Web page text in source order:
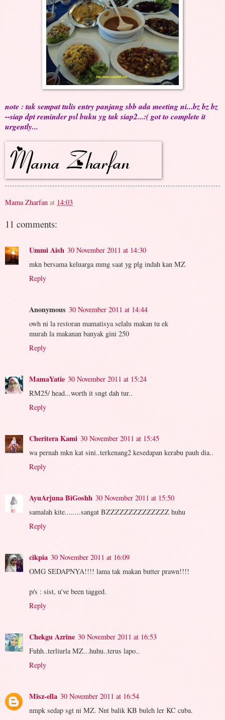
note : tak sempat tulis entry panjang sbb ada meeting ni...bz bz bz
--siap dpt reminder psl buku yg tak siap2...:( got to complete it
urgently...
Mama Zharfan at 14:03
11 comments:
Ummi Aish 30 November 2011 at 14:30
mkn bersama keluarga mmg saat yg plg indah kan MZ
Reply
Anonymous 30 November 2011 at 14:44
owh ni la restoran mamatisya selalu makan tu ek
murah la makanan banyak gini 250
Reply
MamaYatie 30 November 2011 at 15:24
RM25/ head...worth it sngt dah tur..
Reply
Cheritera Kami 30 November 2011 at 15:45
wa pernah mkn kat sini..terkenang2 kesedapan kerabu pauh dia..
Reply
AyuArjuna BiGoshh 30 November 2011 at 15:50
samalah kite........sangat BZZZZZZZZZZZZZZ huhu
Reply
cikpia 30 November 2011 at 16:09
OMG SEDAPNYA!!!! lama tak makan butter prawn!!!!
p/s : sist, u've been tagged.
Reply
Chekgu Azrine 30 November 2011 at 16:53
Fuhh..terliurla MZ...huhu..terus lapo..
Reply
Misz-ella 30 November 2011 at 16:54
nmpk sedap sgt ni MZ. Nnt balik KB buleh ler KC cuba.